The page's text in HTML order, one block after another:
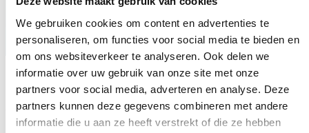
We gebruiken cookies om content en advertenties te
personaliseren, om functies voor social media te bieden en
om ons websiteverkeer te analyseren. Ook delen we
informatie over uw gebruik van onze site met onze
partners voor social media, adverteren en analyse. Deze
partners kunnen deze gegevens combineren met andere
informatie die u aan ze heeft verstrekt of die ze hebben
OPC Router 5.6
OPC Router versie 5.6 versnelt integraties aanzienlijk.